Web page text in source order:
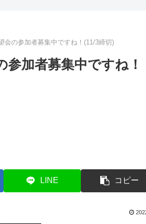
会の参加者募集中ですね！(11/3締切)
参加者募集中ですね！
LINE コピー